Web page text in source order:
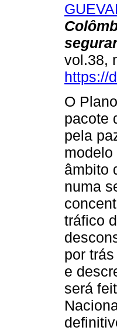
vol.38,
https://
O
pacote
pela
âmbito
numa
tráfico
por
e
será